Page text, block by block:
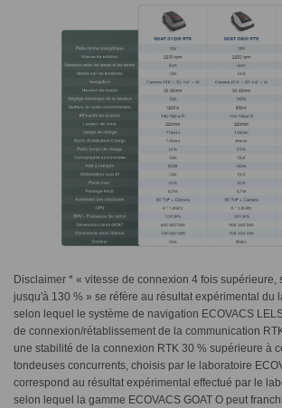
Disclaimer * « vitesse de connexion 4 fois supérieure,
jusqu'à 130 % » se réfère au résultat expérimental du
selon lequel le système de navigation ECOVACS
de connexion/rétablissement de la communication
une stabilité de la connexion RTK 30 % supérieure à
tondeuses concurrents, choisis par le laboratoire
correspond au résultat expérimental effectué par le
selon lequel la gamme ECOVACS GOAT O peut